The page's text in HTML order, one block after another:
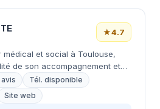
★4.7
et social à Toulouse,
de son accompagnement et
Tél. disponible
Site web